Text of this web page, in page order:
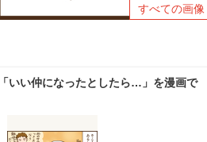
すべての画像
いい仲になったとしたら…」を漫画で